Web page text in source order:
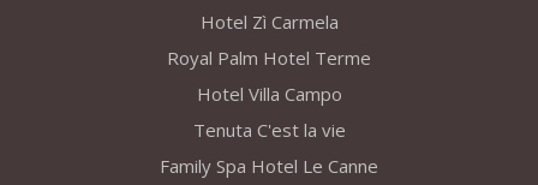
Hotel Zì Carmela
Royal Palm Hotel Terme
Hotel Villa Campo
Tenuta C'est la vie
Family Spa Hotel Le Canne